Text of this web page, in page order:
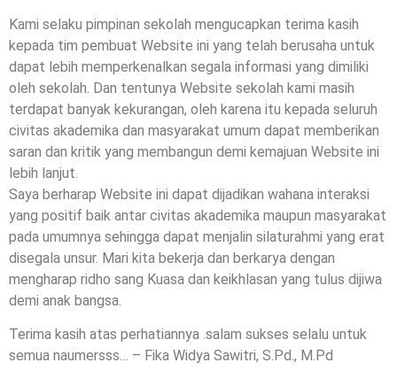
Kami selaku pimpinan sekolah mengucapkan terima kasih
kepada tim pembuat Website ini yang telah berusaha untuk
dapat lebih memperkenalkan segala informasi yang dimiliki
oleh sekolah. Dan tentunya Website sekolah kami masih
terdapat banyak kekurangan, oleh karena itu kepada seluruh
civitas akademika dan masyarakat umum dapat memberikan
saran dan kritik yang membangun demi kemajuan Website ini
lebih lanjut.
Saya berharap Website ini dapat dijadikan wahana interaksi
yang positif baik antar civitas akademika maupun masyarakat
pada umumnya sehingga dapat menjalin silaturahmi yang erat
disegala unsur. Mari kita bekerja dan berkarya dengan
mengharap ridho sang Kuasa dan keikhlasan yang tulus dijiwa
demi anak bangsa.
Terima kasih atas perhatiannya .salam sukses selalu untuk
semua naumersss… – Fika Widya Sawitri, S.Pd., M.Pd